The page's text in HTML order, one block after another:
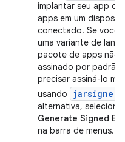
implantar seu app
apps em um
conectado. Se você
uma variante de
pacote de apps não
assinado por
precisar assiná-lo
usando
jarsigner
alternativa, selecione
Generate Signed
na barra de menus.